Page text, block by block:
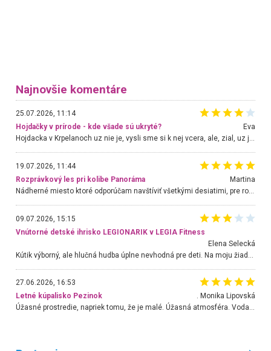
Najnovšie komentáre
25.07.2026, 11:14
Hojdačky v prírode - kde všade sú ukryté?
Eva
Hojdacka v Krpelanoch uz nie je, vysli sme si k nej vcera, ale, zial, uz je znicena. Ak sem planujete cestu len kvoli hojdacke, mozete si ju usetrit. Krasny vyhlad je tu vsak aj bez hojdacky :-)
19.07.2026, 11:44
Rozprávkový les pri kolibe Panoráma
Martina
Nádherné miesto ktoré odporúčam navštíviť všetkými desiatimi, pre rodiny s deťmi, dôchodcom... Proste a jednoducho ozaj rozprávkový les.. určite ešte prídeme. Odniesli sme si na pamiatku krásne tričká,
09.07.2026, 15:15
Vnútorné detské ihrisko LEGIONARIK v LEGIA Fitness
Elena Selecká
27.06.2026, 16:53
Letné kúpalisko Pezinok
. Monika Lipovská
Úžasné prostredie, napriek tomu, že je malé. Úžasná atmosféra. Voda fantastická a nádherná. Ľudí je pomerne veľa, ale su mili a ohľaduplní. Je veľmi zaujímavé sledovať, ako dokážu spolu športovať cudzí ľudia a bez ohľadu na vek. Vládne tu pohoda. Vnuka neviem dostať z vody. Ďakujem za krásny deň . Urcite sa sem vrátim. Jediný problém je s parkovaním, ale aj ten sa mi podarilo vyriešiť. Monika Bratislava